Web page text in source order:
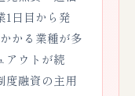
1日目から発
かる業種が多
アウトが続
度融資の主用